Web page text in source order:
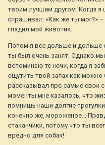
твоим лучшим другом. Когда я
спрашивал: «Как же ты мог?»
гладил мой животик.
Потом я все дольше и дольше
ты был очень занят. Однако
вспоминаю те ночи, когда я
ощутить твой запах как
рассказывал про самые свои
моменты мне казалось, что
помнишь наши долгие
конечно же, мороженое...
стаканчики, потому что ты
вредно для собак!